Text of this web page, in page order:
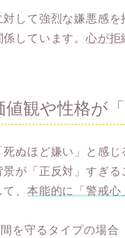
して強烈な嫌悪感
係しています。心が拒
観や性格が
ぬほど嫌い」と感
が「正反対」すぎ
、 本能的に「警戒心
を守るタイプの場合